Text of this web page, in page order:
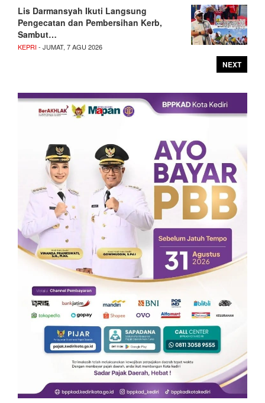
Lis Darmansyah Ikuti Langsung
Pengecatan dan Pembersihan Kerb,
Sambut…
KEPRI- JUMAT, 7 AGU 2026
NEXT